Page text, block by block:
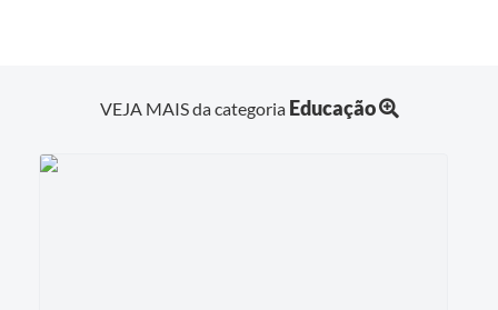
VEJA MAIS da categoria Educação